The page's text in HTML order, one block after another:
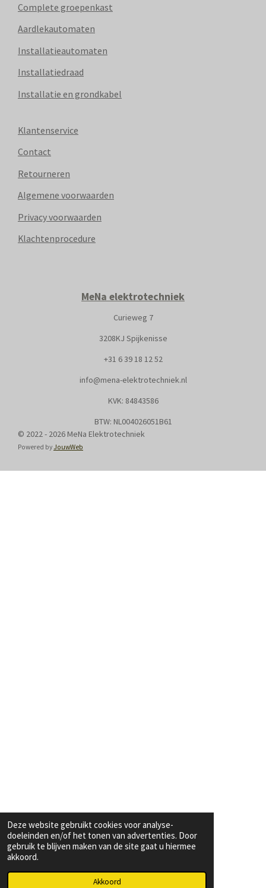
Deze website gebruikt cookies voor analyse-
doeleinden en/of het tonen van advertenties. Door
gebruik te blijven maken van de site gaat u hiermee
akkoord.
Akkoord
Complete groepenkast
Aardlekautomaten
Installatieautomaten
Installatiedraad
Installatie en grondkabel
Klantenservice
Contact
Retourneren
Algemene voorwaarden
Privacy voorwaarden
Klachtenprocedure
MeNa elektrotechniek
Curieweg 7
3208KJ Spijkenisse
+31 6 39 18 12 52
info@mena-elektrotechniek.nl
KVK: 84843586
BTW: NL004026051B61
© 2022 - 2026 MeNa Elektrotechniek
Powered by JouwWeb